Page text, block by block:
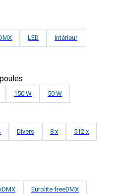
LED Intérieur
150 W 50 W
Divers 8 x 512 x
Eurolite freeDMX